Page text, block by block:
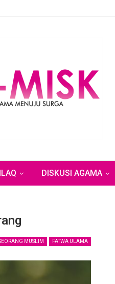
DISKUSI AGAMA
MUSLIM FATWA ULAMA